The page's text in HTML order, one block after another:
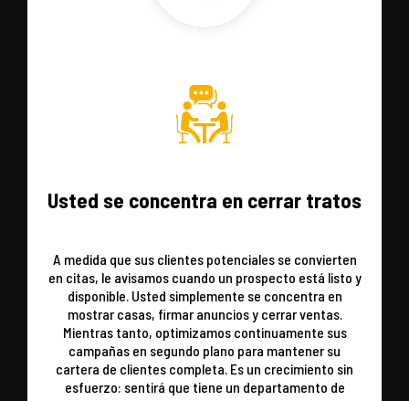
Usted se concentra en cerrar tratos
A medida que sus clientes potenciales se convierten
en citas, le avisamos cuando un prospecto está listo y
disponible. Usted simplemente se concentra en
mostrar casas, firmar anuncios y cerrar ventas.
Mientras tanto, optimizamos continuamente sus
campañas en segundo plano para mantener su
cartera de clientes completa. Es un crecimiento sin
esfuerzo: sentirá que tiene un departamento de